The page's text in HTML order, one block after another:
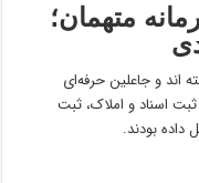
متهمان؛
اند و جاعلین حرفه‌ای
اسناد و املاک، ثبت
بودند.